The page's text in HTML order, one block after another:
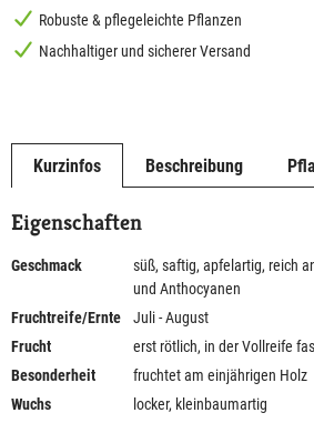
Robuste & pflegeleichte Pflanzen
Nachhaltiger und sicherer Versand
Kurzinfos Beschreibung
Eigenschaften
Geschmack
süß, saftig, apfelartig, reich
und Anthocyanen
Fruchtreife/Ernte
Juli - August
Frucht
erst rötlich, in der Vollreife
Besonderheit
fruchtet am einjährigen Holz
Wuchs
locker, kleinbaumartig